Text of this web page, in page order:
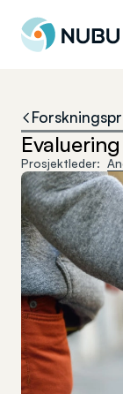
Til forsiden
Prosjektleder: